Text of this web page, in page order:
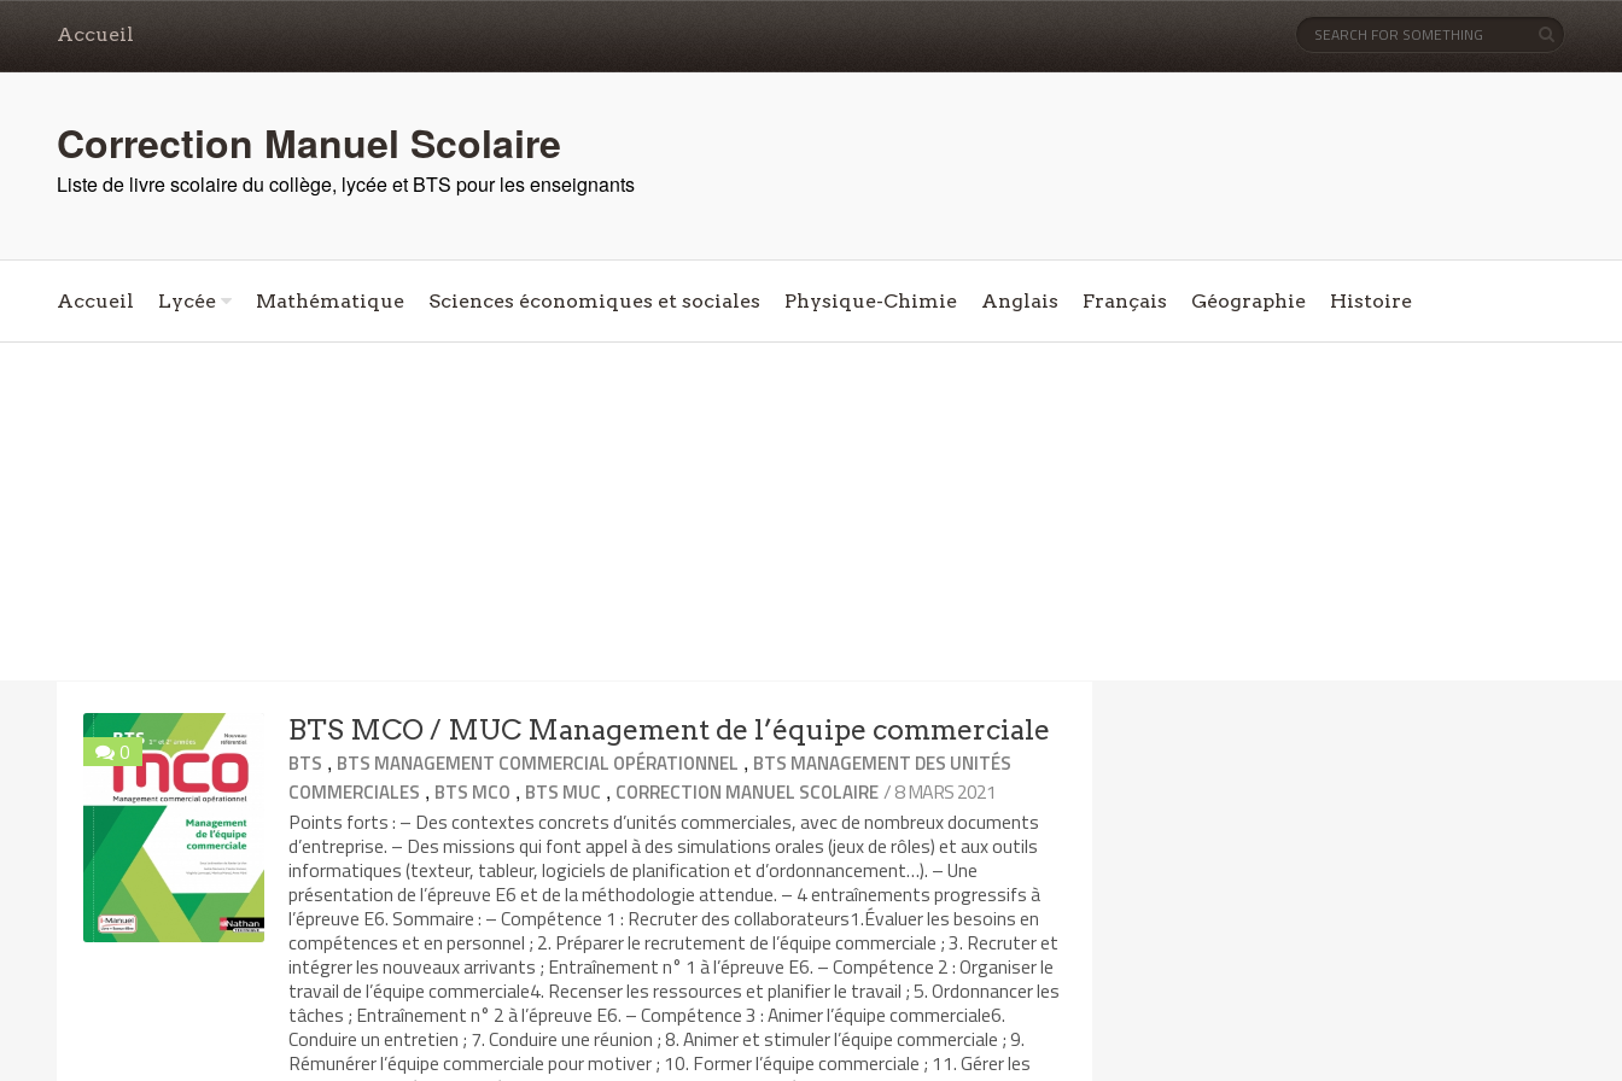
Accueil
Correction Manuel Scolaire
Liste de livre scolaire du collège, lycée et BTS pour les enseignants
Accueil Lycée Mathématique Sciences économiques et sociales Physique-Chimie Anglais Français Géographie Histoire
0
BTS MCO / MUC Management de l’équipe commerciale
BTS , BTS MANAGEMENT COMMERCIAL OPÉRATIONNEL , BTS MANAGEMENT DES UNITÉS
COMMERCIALES , BTS MCO , BTS MUC , CORRECTION MANUEL SCOLAIRE/ 8 MARS 2021
Points forts : – Des contextes concrets d’unités commerciales, avec de nombreux documents
d’entreprise. – Des missions qui font appel à des simulations orales (jeux de rôles) et aux outils
informatiques (texteur, tableur, logiciels de planification et d’ordonnancement…). – Une
présentation de l’épreuve E6 et de la méthodologie attendue. – 4 entraînements progressifs à
l’épreuve E6. Sommaire : – Compétence 1 : Recruter des collaborateurs1.Évaluer les besoins en
compétences et en personnel ; 2. Préparer le recrutement de l’équipe commerciale ; 3. Recruter et
intégrer les nouveaux arrivants ; Entraînement n° 1 à l’épreuve E6. – Compétence 2 : Organiser le
travail de l’équipe commerciale4. Recenser les ressources et planifier le travail ; 5. Ordonnancer les
tâches ; Entraînement n° 2 à l’épreuve E6. – Compétence 3 : Animer l’équipe commerciale6.
Conduire un entretien ; 7. Conduire une réunion ; 8. Animer et stimuler l’équipe commerciale ; 9.
Rémunérer l’équipe commerciale pour motiver ; 10. Former l’équipe commerciale ; 11. Gérer les